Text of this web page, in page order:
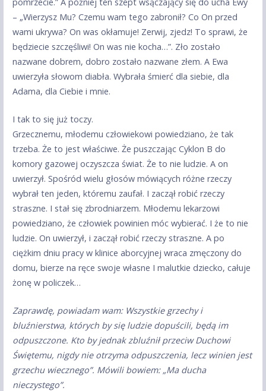
pomrzecie.” A później ten szept wsączający się do ucha Ewy
– „Wierzysz Mu? Czemu wam tego zabronił? Co On przed
wami ukrywa? On was okłamuje! Zerwij, zjedz! To sprawi, że
będziecie szczęśliwi! On was nie kocha…”. Zło zostało
nazwane dobrem, dobro zostało nazwane złem. A Ewa
uwierzyła słowom diabła. Wybrała śmierć dla siebie, dla
Adama, dla Ciebie i mnie.
I tak to się już toczy.
Grzecznemu, młodemu człowiekowi powiedziano, że tak
trzeba. Że to jest właściwe. Że puszczając Cyklon B do
komory gazowej oczyszcza świat. Że to nie ludzie. A on
uwierzył. Spośród wielu głosów mówiących różne rzeczy
wybrał ten jeden, któremu zaufał. I zaczął robić rzeczy
straszne. I stał się zbrodniarzem. Młodemu lekarzowi
powiedziano, że człowiek powinien móc wybierać. I że to nie
ludzie. On uwierzył, i zaczął robić rzeczy straszne. A po
ciężkim dniu pracy w klinice aborcyjnej wraca zmęczony do
domu, bierze na ręce swoje własne I malutkie dziecko, całuje
żonę w policzek…
Zaprawdę, powiadam wam: Wszystkie grzechy i
bluźnierstwa, których by się ludzie dopuścili, będą im
odpuszczone. Kto by jednak zbluźnił przeciw Duchowi
Świętemu, nigdy nie otrzyma odpuszczenia, lecz winien jest
grzechu wiecznego”. Mówili bowiem: „Ma ducha
nieczystego”.